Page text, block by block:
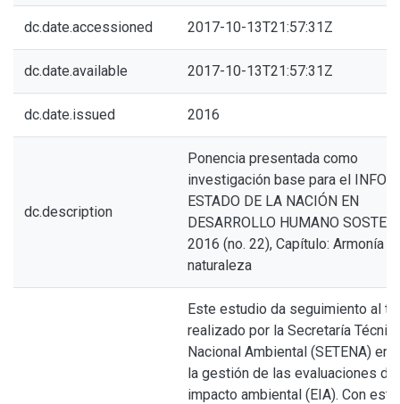
dc.date.accessioned 2017-10-13T21:57:31Z
dc.date.available 2017-10-13T21:57:31Z
dc.date.issued 2016
dc.description
Ponencia presentada como
investigación base para el
ESTADO DE LA NACIÓN EN
DESARROLLO HUMANO
2016 (no. 22), Capítulo: Armonía
naturaleza
Este estudio da seguimiento al
realizado por la Secretaría
Nacional Ambiental (SETENA) en
la gestión de las evaluaciones de
impacto ambiental (EIA). Con